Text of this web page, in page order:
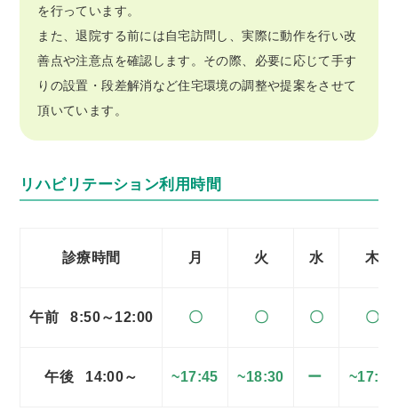
を行っています。
また、退院する前には自宅訪問し、実際に動作を行い改
善点や注意点を確認します。その際、必要に応じて手す
りの設置・段差解消など住宅環境の調整や提案をさせて
頂いています。
リハビリテーション利用時間
診療時間 月 火 水 木
午前 8:50～12:00 〇 〇 〇 〇
午後 14:00～ ~17:45 ~18:30 ー ~17:45